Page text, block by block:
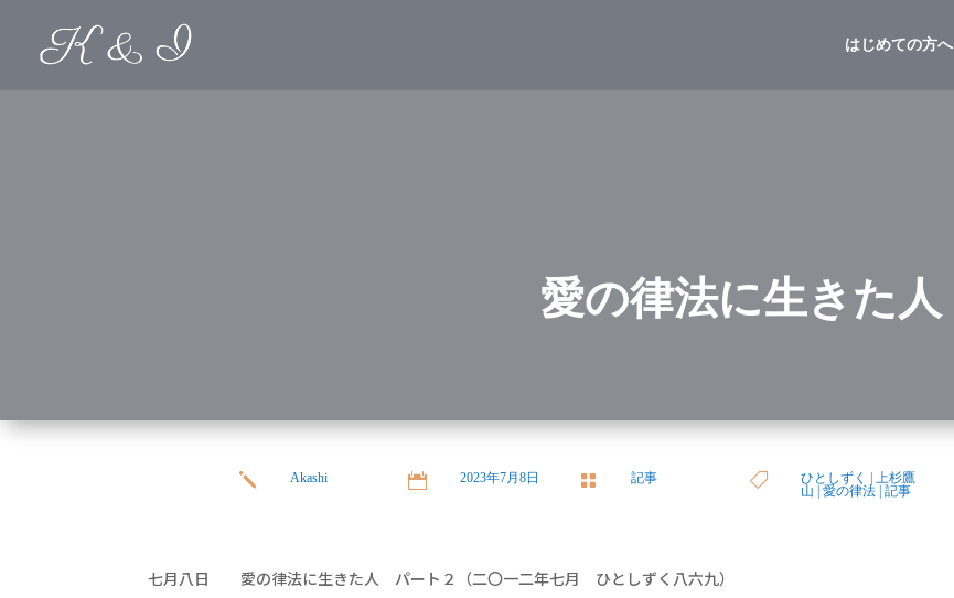
はじめての方へ
愛の律法に生きた人
j Akashi  2023年7月8日  記事  ひとしずく |
上杉鷹
山 | 愛の律法| 記事
七月八日 愛の律法に生きた人 パート２（二〇一二年七月 ひとしずく八六九）